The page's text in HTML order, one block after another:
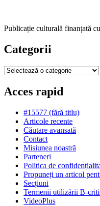
Publicație culturală finanțată
Categorii
Categorii
Acces rapid
#15577 (fără titlu)
Articole recente
Căutare avansată
Contact
Misiunea noastră
Parteneri
Politica de
Propuneți un articol
Secțiuni
Termenii utilizării B-
VideoPlus